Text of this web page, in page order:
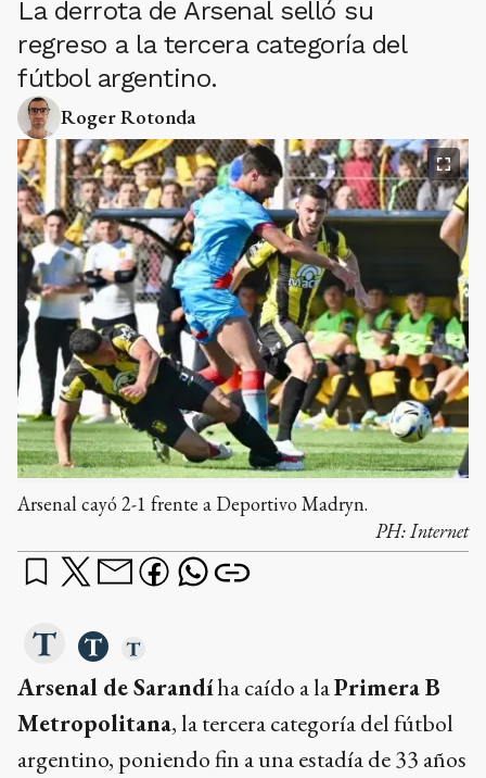
La derrota de Arsenal selló su
regreso a la tercera categoría del
fútbol argentino.
Roger Rotonda
Arsenal cayó 2-1 frente a Deportivo Madryn.
PH:Internet
Arsenal de Sarandíha caído a laPrimera B
Metropolitana, la tercera categoría del fútbol
argentino, poniendo fin a una estadía de 33 años